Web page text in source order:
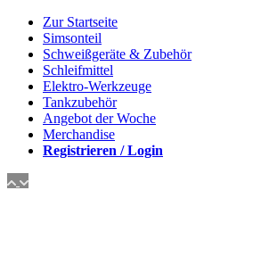
Zur Startseite
Simsonteil
Schweißgeräte & Zubehör
Schleifmittel
Elektro-Werkzeuge
Tankzubehör
Angebot der Woche
Merchandise
Registrieren / Login